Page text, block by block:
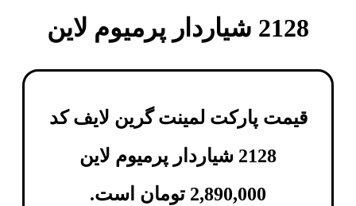
2128 شیاردار پرمیوم لاین
قیمت پارکت لمینت گرین لایف کد
2128 شیاردار پرمیوم لاین
2,890,000 تومان است.